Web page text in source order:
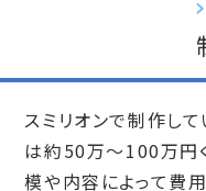
スミリオンで制作し
は約50万～100万円
模や内容によって費